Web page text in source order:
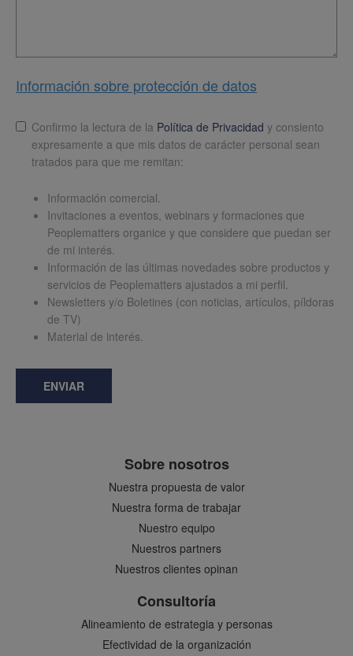
Información sobre protección de datos
LopdConfirmo la lectura de la Política de Privacidad y consiento
expresamente a que mis datos de carácter personal sean
tratados para que me remitan:
Información comercial.
Invitaciones a eventos, webinars y formaciones que
Peoplematters organice y que considere que puedan ser
de mi interés.
Información de las últimas novedades sobre productos y
servicios de Peoplematters ajustados a mi perfil.
Newsletters y/o Boletines (con noticias, artículos, píldoras
de TV)
Material de interés.
ENVIAR
Sobre nosotros
Nuestra propuesta de valor
Nuestra forma de trabajar
Nuestro equipo
Nuestros partners
Nuestros clientes opinan
Consultoría
Alineamiento de estrategia y personas
Efectividad de la organización